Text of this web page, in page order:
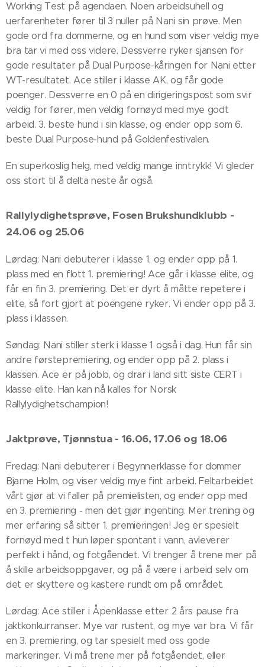
Working Test på agendaen. Noen arbeidsuhell og
uerfarenheter fører til 3 nuller på Nani sin prøve. Men
gode ord fra dommerne, og en hund som viser veldig mye
bra tar vi med oss videre. Dessverre ryker sjansen for
gode resultater på Dual Purpose-kåringen for Nani etter
WT-resultatet. Ace stiller i klasse AK, og får gode
poenger. Dessverre en 0 på en dirigeringspost som svir
veldig for fører, men veldig fornøyd med mye godt
arbeid. 3. beste hund i sin klasse, og ender opp som 6.
beste Dual Purpose-hund på Goldenfestivalen.
En superkoslig helg, med veldig mange inntrykk! Vi gleder
oss stort til å delta neste år også.
Rallylydighetsprøve, Fosen Brukshundklubb -
24.06 og 25.06
Lørdag: Nani debuterer i klasse 1, og ender opp på 1.
plass med en flott 1. premiering! Ace går i klasse elite, og
får en fin 3. premiering. Det er dyrt å måtte repetere i
elite, så fort gjort at poengene ryker. Vi ender opp på 3.
plass i klassen.
Søndag: Nani stiller sterk i klasse 1 også i dag. Hun får sin
andre førstepremiering, og ender opp på 2. plass i
klassen. Ace er på jobb, og drar i land sitt siste CERT i
klasse elite. Han kan nå kalles for Norsk
Rallylydighetschampion!
Jaktprøve, Tjønnstua - 16.06, 17.06 og 18.06
Fredag: Nani debuterer i Begynnerklasse for dommer
Bjarne Holm, og viser veldig mye fint arbeid. Feltarbeidet
vårt gjør at vi faller på premielisten, og ender opp med
en 3. premiering - men det gjør ingenting. Mer trening og
mer erfaring så sitter 1. premieringen! Jeg er spesielt
fornøyd med t hun løper spontant i vann, avleverer
perfekt i hånd, og fotgåendet. Vi trenger å trene mer på
å skille arbeidsoppgaver, og på å være i arbeid selv om
det er skyttere og kastere rundt om på området.
Lørdag: Ace stiller i Åpenklasse etter 2 års pause fra
jaktkonkurranser. Mye var rustent, og mye var bra. Vi får
en 3. premiering, og tar spesielt med oss gode
markeringer. Vi må trene mer på fotgåendet, eller